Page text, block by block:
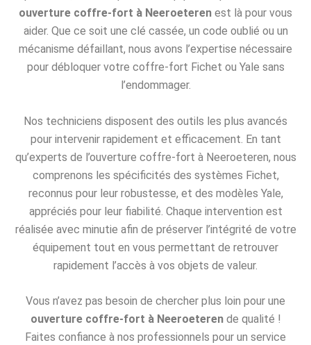
ouverture coffre-fort à Neeroeteren est là pour vous
aider. Que ce soit une clé cassée, un code oublié ou un
mécanisme défaillant, nous avons l’expertise nécessaire
pour débloquer votre coffre-fort Fichet ou Yale sans
l’endommager.
Nos techniciens disposent des outils les plus avancés
pour intervenir rapidement et efficacement. En tant
qu’experts de l’ouverture coffre-fort à Neeroeteren, nous
comprenons les spécificités des systèmes Fichet,
reconnus pour leur robustesse, et des modèles Yale,
appréciés pour leur fiabilité. Chaque intervention est
réalisée avec minutie afin de préserver l’intégrité de votre
équipement tout en vous permettant de retrouver
rapidement l’accès à vos objets de valeur.
Vous n’avez pas besoin de chercher plus loin pour une
ouverture coffre-fort à Neeroeterende qualité !
Faites confiance à nos professionnels pour un service